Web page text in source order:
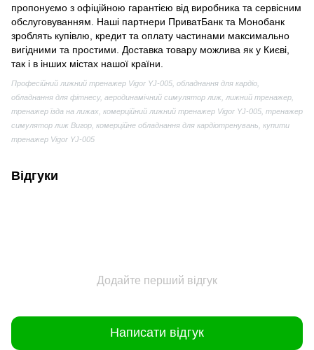
пропонуємо з офіційною гарантією від виробника та сервісним
обслуговуванням. Наші партнери ПриватБанк та Монобанк
зроблять купівлю, кредит та оплату частинами максимально
вигідними та простими. Доставка товару можлива як у Києві,
так і в інших містах нашої країни.
Професійний лижний тренажер Vigor YJ-005, обладнання для кардіо,
обладнання для фітнесу, аеродинамічний симулятор лиж, лижний тренажер,
тренажер їзда на лижах, комерційний лижний тренажер Vigor YJ-005, тренажер
симулятор лиж Вигор, комерційне обладнання для кардіотренувань, купити
тренажер Vigor YJ-005
Відгуки
Додайте перший відгук
Написати відгук